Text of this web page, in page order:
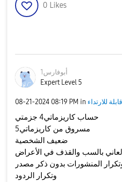
0 Likes
أبوفارس1
Expert Level 5
‎08-21-2024 08:19 PM in للارتداء
حساب كاريزماتي4 جزمتي
مسروق من كاريزماتي5
ضعيف الشخصية
بالسب والقذف في الأعراض
المنشورات بدون ذكر مصدر
وتكرار الردود